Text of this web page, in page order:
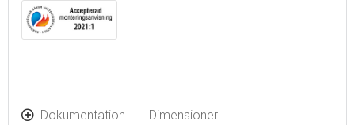
Dokumentation Dimensioner